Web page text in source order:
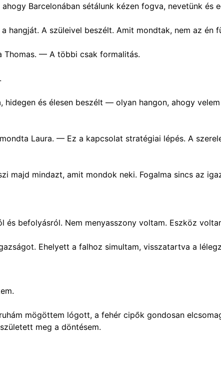
Barcelonában sétálunk kézen fogva, nevetünk és
hangját. A szüleivel beszélt. Amit mondtak, nem az én
— A többi csak formalitás.
hidegen és élesen beszélt — olyan hangon, ahogy
Laura. — Ez a kapcsolat stratégiai lépés. A
mindazt, amit mondok neki. Fogalma sincs az
és befolyásról. Nem menyasszony voltam. Eszköz
Ehelyett a falhoz simultam, visszatartva a
mögöttem lógott, a fehér cipők gondosan
meg a döntésem.